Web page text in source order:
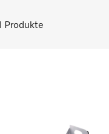
Produkte